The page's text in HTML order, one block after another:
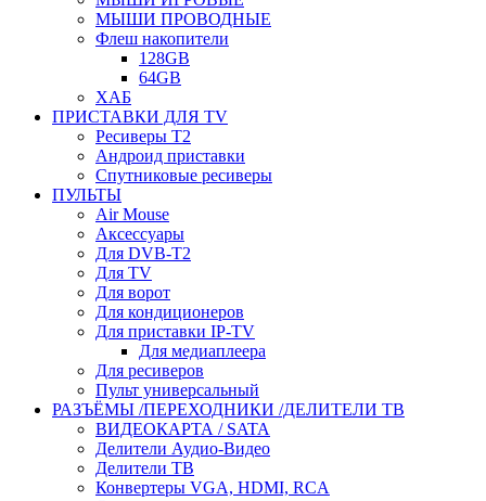
МЫШИ ПРОВОДНЫЕ
Флеш накопители
128GB
64GB
ХАБ
ПРИСТАВКИ ДЛЯ TV
Ресиверы Т2
Андроид приставки
Спутниковые ресиверы
ПУЛЬТЫ
Air Mouse
Аксессуары
Для DVB-T2
Для TV
Для ворот
Для кондиционеров
Для приставки IP-TV
Для медиаплеера
Для ресиверов
Пульт универсальный
РАЗЪЁМЫ /ПЕРЕХОДНИКИ /ДЕЛИТЕЛИ ТВ
ВИДЕОКАРТА / SATA
Делители Аудио-Видео
Делители ТВ
Конвертеры VGA, HDMI, RCA